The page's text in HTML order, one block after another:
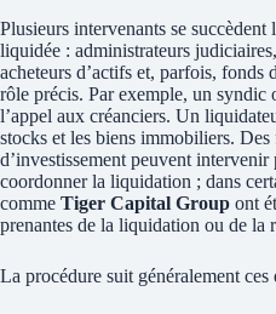
Plusieurs intervenants se succèdent
liquidée : administrateurs
acheteurs d’actifs et, parfois, fonds
rôle précis. Par exemple, un syndic
l’appel aux créanciers. Un
stocks et les biens immobiliers.
d’investissement peuvent
coordonner la liquidation ; dans
comme Tiger Capital Group ont
prenantes de la liquidation ou de la
La procédure suit généralement ces